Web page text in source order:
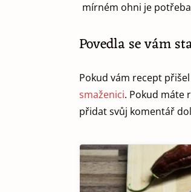
mírném ohni je
Povedla se vám
Pokud vám recept
smaženici. Pokud máte
přidat svůj komentář